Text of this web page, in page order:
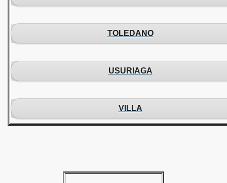
TOLEDANO
USURIAGA
VILLA